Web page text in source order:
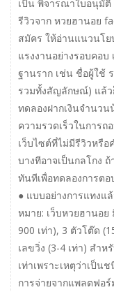
เป็น พิจารณาใบอนุมัติ
รีวิวจาก หวยฮานอย
สมัคร ให้อ่านแนวนโ
แรงงานอย่างรอบคอ
ฐานราก เช่น ชื่อผู้ใช้
รวมทั้งสัญลักษณ์) แล้ว
ทดลองฝากเงินจำนวน
ความรวดเร็วในการถ
เว็บไซต์ที่ไม่มีรีวิวหรื
บางทีอาจเป็นกลโกง
ทันทีเพื่อทดลองการตอ
● แบบอย่างการแทงแ
หมาย: เว็บหวยฮานอย
900 เท่า), 3 ตัวโต๊ด
เลขวิ่ง (3-4 เท่า) สำห
เท่าเพราะเหตุว่าเป็น
การจ่ายจากแพลตฟอ